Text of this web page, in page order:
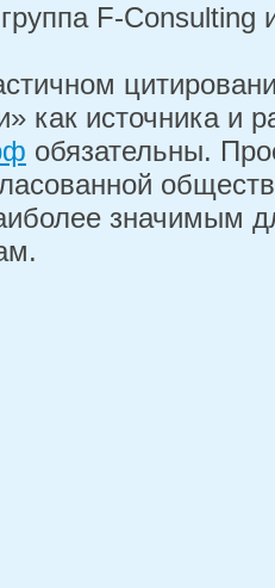
F-
как источника и
обязательны.
значимым